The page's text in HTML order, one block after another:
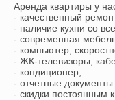
Аренда квартиры у
- качественный
- наличие кухни со
- современная
- компьютер,
- ЖК-телевизоры,
- кондиционер;
- отчетные
- скидки постоянным